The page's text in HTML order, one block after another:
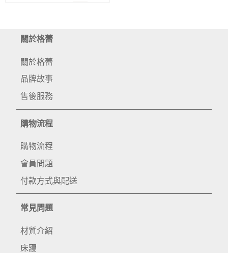
關於格蕾
關於格蕾
品牌故事
售後服務
購物流程
購物流程
會員問題
付款方式與配送
常見問題
材質介紹
床寢